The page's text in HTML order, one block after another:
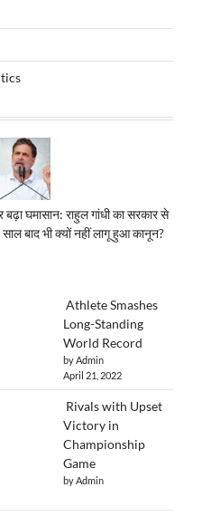
बढ़ा घमासान: राहुल गांधी का सरकार से
बाद भी क्यों नहीं लागू हुआ कानून?
Athlete Smashes
Long-Standing
World Record
by Admin
April 21, 2022
Rivals with Upset
Victory in
Championship
Game
by Admin